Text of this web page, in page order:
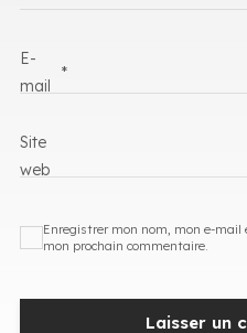
E-
mail
*
Site
web
Enregistrer mon nom, mon e-
mon prochain commentaire.